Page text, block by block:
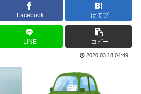
アニメwww
早苗
子中学生をナイフで脅し性的暴...
ど、日本人の税金使って日本人批判...
旅行した外国人が患う新たな症状「...
慢する甘いトマト、実はそこら辺のト...
Facebook はてブ
LINE コピー
2020.03.18 04:49